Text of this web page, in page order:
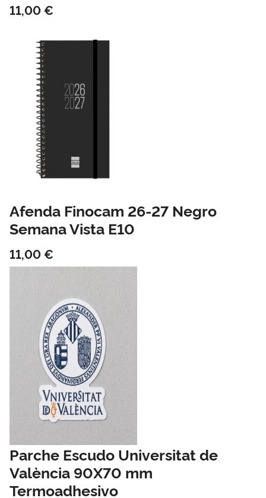
11,00 €
Afenda Finocam 26-27 Negro
Semana Vista E10
11,00 €
Parche Escudo Universitat de
València 90X70 mm
Termoadhesivo